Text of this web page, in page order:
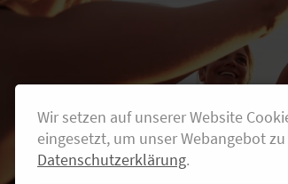
Wir setzen auf unserer Website
eingesetzt, um unser Webangebot
Datenschutzerklärung.